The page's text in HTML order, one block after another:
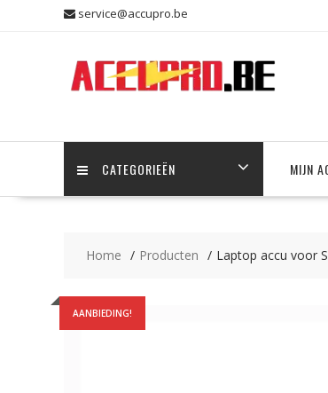
service@accupro.be
CATEGORIEËN MIJN
Home Producten Laptop accu voor
AANBIEDING!